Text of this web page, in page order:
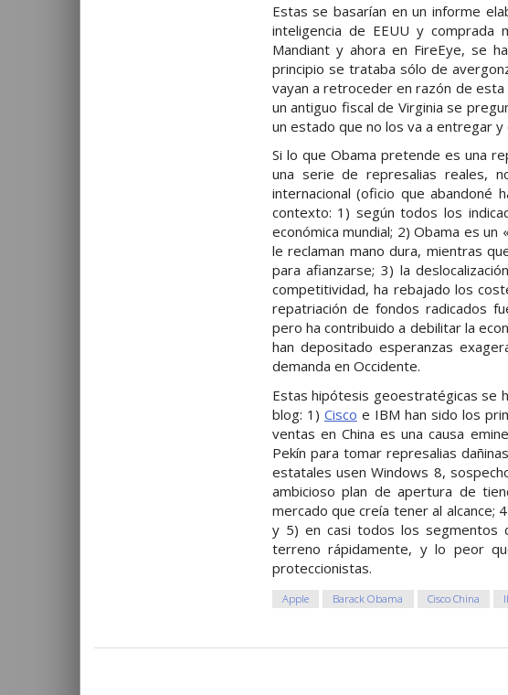
Estas se basarían en un informe
inteligencia de EEUU y comprada
Mandiant y ahora en FireEye, se
principio se trataba sólo de
vayan a retroceder en razón de esta
un antiguo fiscal de Virginia se
un estado que no los va a entregar
Si lo que Obama pretende es una
una serie de represalias reales,
internacional (oficio que abandoné
contexto: 1) según todos los
económica mundial; 2) Obama es
le reclaman mano dura, mientras
para afianzarse; 3) la
competitividad, ha rebajado los
repatriación de fondos radicados
pero ha contribuido a debilitar la
han depositado esperanzas
demanda en Occidente.
Estas hipótesis geoestratégicas se
blog: 1) Cisco e IBM han sido los
ventas en China es una causa
Pekín para tomar represalias
estatales usen Windows 8,
ambicioso plan de apertura de
mercado que creía tener al alcance;
y 5) en casi todos los segmentos
terreno rápidamente, y lo peor
proteccionistas.
Apple Barack Obama Cisco China